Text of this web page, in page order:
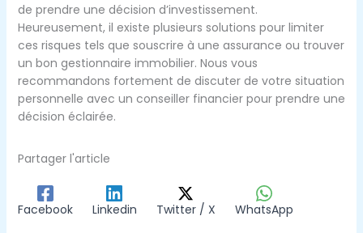
de prendre une décision d’investissement.
Heureusement, il existe plusieurs solutions pour limiter
ces risques tels que souscrire à une assurance ou trouver
un bon gestionnaire immobilier. Nous vous
recommandons fortement de discuter de votre situation
personnelle avec un conseiller financier pour prendre une
décision éclairée.
Partager l'article
Facebook Linkedin Twitter / X WhatsApp